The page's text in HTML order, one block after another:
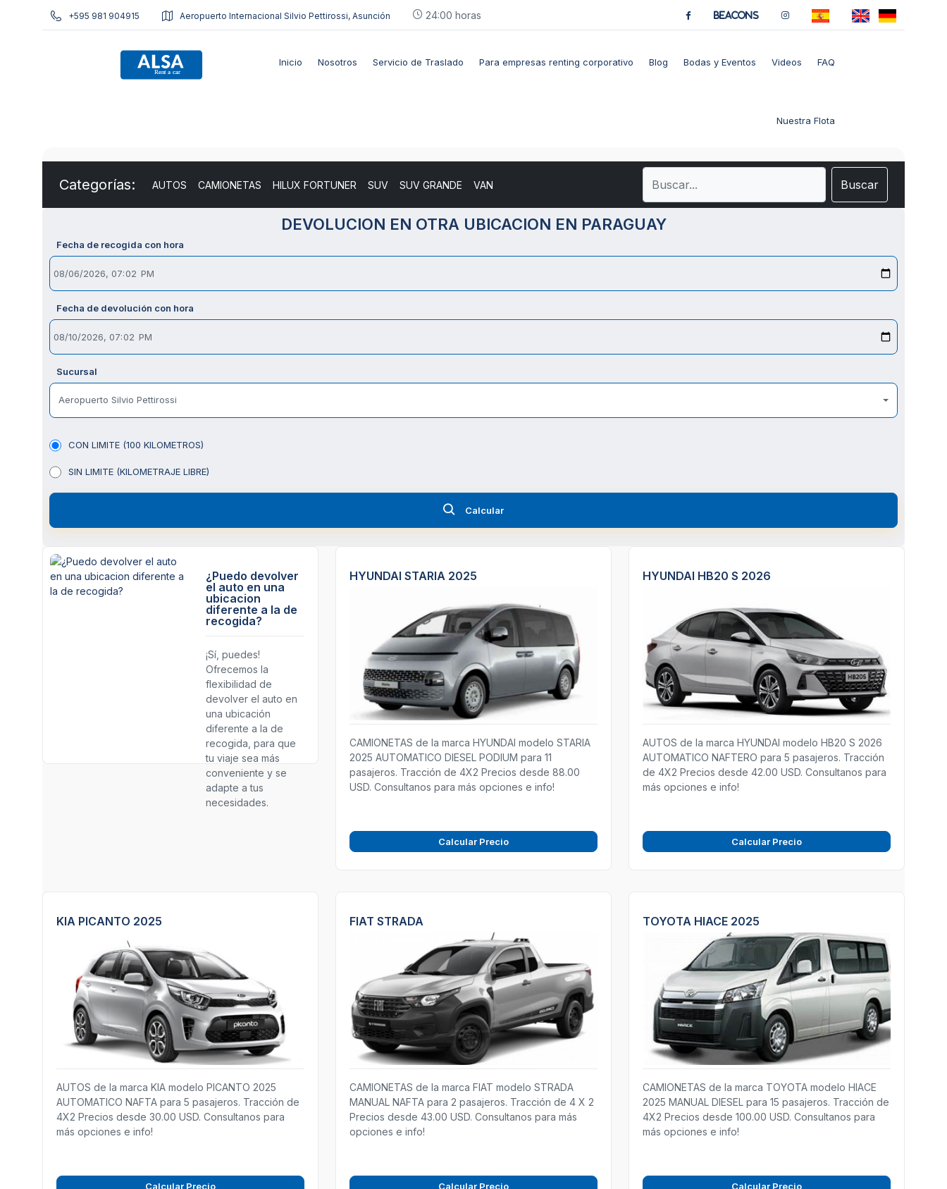
+595 981 904915 Aeropuerto Internacional Silvio Pettirossi, Asunción 24:00 horas BeaCons
Inicio Nosotros Servicio de Traslado Para empresas renting corporativo Blog Bodas y Eventos Videos FAQ
Nuestra Flota
Categorías: AUTOS CAMIONETAS HILUX FORTUNER SUV SUV GRANDE VAN Buscar
DEVOLUCION EN OTRA UBICACION EN PARAGUAY
Fecha de recogida con hora
Fecha de devolución con hora
Sucursal
Aeropuerto Silvio Pettirossi
CON LIMITE (100 KILOMETROS)
SIN LIMITE (KILOMETRAJE LIBRE)
Calcular
¿Puedo devolver
el auto en una
ubicacion
diferente a la de
recogida?
¡Sí, puedes!
Ofrecemos la
flexibilidad de
devolver el auto en
una ubicación
diferente a la de
recogida, para que
tu viaje sea más
conveniente y se
adapte a tus
necesidades.
HYUNDAI STARIA 2025
CAMIONETAS de la marca HYUNDAI modelo STARIA
2025 AUTOMATICO DIESEL PODIUM para 11
pasajeros. Tracción de 4X2 Precios desde 88.00
USD. Consultanos para más opciones e info!
Calcular Precio
HYUNDAI HB20 S 2026
AUTOS de la marca HYUNDAI modelo HB20 S 2026
AUTOMATICO NAFTERO para 5 pasajeros. Tracción
de 4X2 Precios desde 42.00 USD. Consultanos para
más opciones e info!
Calcular Precio
KIA PICANTO 2025
AUTOS de la marca KIA modelo PICANTO 2025
AUTOMATICO NAFTA para 5 pasajeros. Tracción de
4X2 Precios desde 30.00 USD. Consultanos para
más opciones e info!
Calcular Precio
FIAT STRADA
CAMIONETAS de la marca FIAT modelo STRADA
MANUAL NAFTA para 2 pasajeros. Tracción de 4 X 2
Precios desde 43.00 USD. Consultanos para más
opciones e info!
Calcular Precio
TOYOTA HIACE 2025
CAMIONETAS de la marca TOYOTA modelo HIACE
2025 MANUAL DIESEL para 15 pasajeros. Tracción de
4X2 Precios desde 100.00 USD. Consultanos para
más opciones e info!
Calcular Precio